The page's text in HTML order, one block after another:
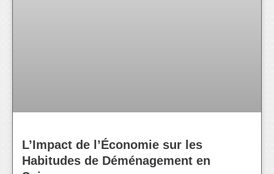
L’Impact de l’Économie sur les
Habitudes de Déménagement en